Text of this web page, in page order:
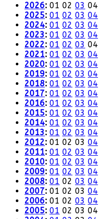
2026: 01 02 03 04
2025: 01 02 03 04
2024: 01 02 03 04
2023: 01 02 03 04
2022: 01 02 03 04
2021: 01 02 03 04
2020: 01 02 03 04
2019: 01 02 03 04
2018: 01 02 03 04
2017: 01 02 03 04
2016: 01 02 03 04
2015: 01 02 03 04
2014: 01 02 03 04
2013: 01 02 03 04
2012: 01 02 03 04
2011: 01 02 03 04
2010: 01 02 03 04
2009: 01 02 03 04
2008: 01 02 03 04
2007: 01 02 03 04
2006: 01 02 03 04
2005: 01 02 03 04